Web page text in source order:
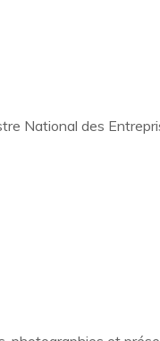
National des